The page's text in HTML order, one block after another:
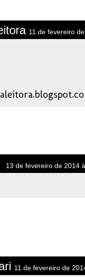
11 de fevereiro
13 de fevereiro de 2014
11 de fevereiro de